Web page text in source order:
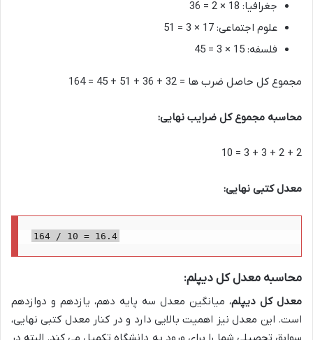
جغرافیا: 18 × 2 = 36
علوم اجتماعی: 17 × 3 = 51
فلسفه: 15 × 3 = 45
مجموع کل حاصل ضرب ها = 32 + 36 + 51 + 45 = 164
محاسبه مجموع کل ضرایب نهایی:
2 + 2 + 3 + 3 = 10
معدل کتبی نهایی:
164 / 10 = 16.4
محاسبه معدل کل دیپلم:
معدل کل دیپلم، میانگین معدل سه پایه دهم، یازدهم و دوازدهم
است. این معدل نیز اهمیت بالایی دارد و در کنار معدل کتبی نهایی،